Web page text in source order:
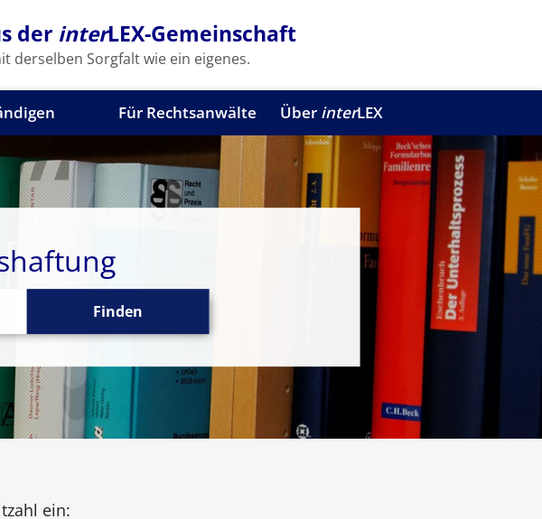
der interLEX-Gemeinschaft
derselben Sorgfalt wie ein eigenes.
Für Rechtsanwälte Über interLEX
Finden
ein: